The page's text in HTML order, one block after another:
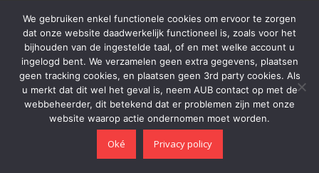
DONATIES
Wilt u ons steunen? Stort uw bijdrage op onze rekening:
NL31RABO0306883732 Dank je wel!
Thema doorThink Up Themes Ltd. Aangedreven doorWordPress.
We gebruiken enkel functionele cookies om ervoor te zorgen
dat onze website daadwerkelijk functioneel is, zoals voor het
bijhouden van de ingestelde taal, of en met welke account u
ingelogd bent. We verzamelen geen extra gegevens, plaatsen
geen tracking cookies, en plaatsen geen 3rd party cookies. Als
u merkt dat dit wel het geval is, neem AUB contact op met de
webbeheerder, dit betekend dat er problemen zijn met onze
website waarop actie ondernomen moet worden.
Oké Privacy policy